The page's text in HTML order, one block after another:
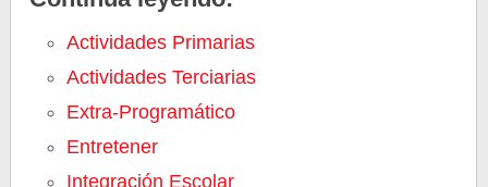
Actividades Primarias
Actividades Terciarias
Extra-Programático
Entretener
Integración Escolar